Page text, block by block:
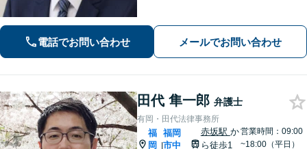
電話でお問い合わせ メールでお問い合わせ
田代 隼一郎 弁護士
有岡・田代法律事務所
福
岡 |
福岡
市中
赤坂駅 か
ら徒歩1
営業時間：09:00
~18:00（平日）